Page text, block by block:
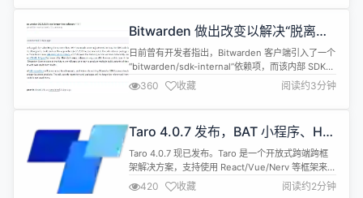
draw.io 和 excalidraw）、表格、数学 (LaTex) 等
不同空间中，为协作提供结构化且...
Bitwarden 做出改变以解决“脱离开
源”担忧
日前曾有开发者指出，Bitwarden 客户端引入了一个
“bitwarden/sdk-internal”依赖项，而该内部 SDK
的许可条款规定： “您不得使用本 SDK 开发用于
Bitwarden 以外软件的应用程序（包括 Bitwarden
的非兼容实现）或开发其他 SDK"。 此举引发了社区
此，...
360 收藏 阅读约3分钟
Taro 4.0.7 发布，BAT 小程序、H5
与 RN 端统一框架
Taro 4.0.7 现已发布。Taro 是一个开放式跨端跨框
架解决方案，支持使用 React/Vue/Nerv 等框架来开
发微信 / 京东 / 百度 / 支付宝 / 字节跳动 / QQ 小程
序 / H5 等应用。 特性 小程序 半编译预处理功能
420 收藏 阅读约2分钟